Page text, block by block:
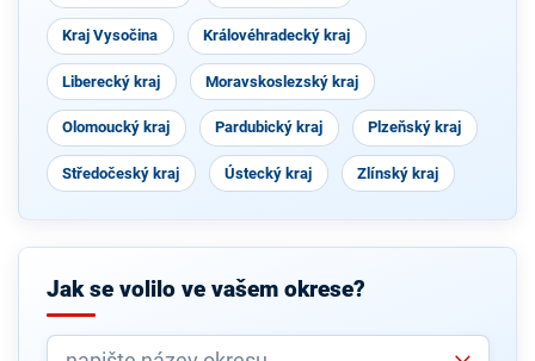
Kraj Vysočina Královéhradecký kraj
Liberecký kraj Moravskoslezský kraj
Olomoucký kraj Pardubický kraj Plzeňský kraj
Středočeský kraj Ústecký kraj Zlínský kraj
Jak se volilo ve vašem okrese?